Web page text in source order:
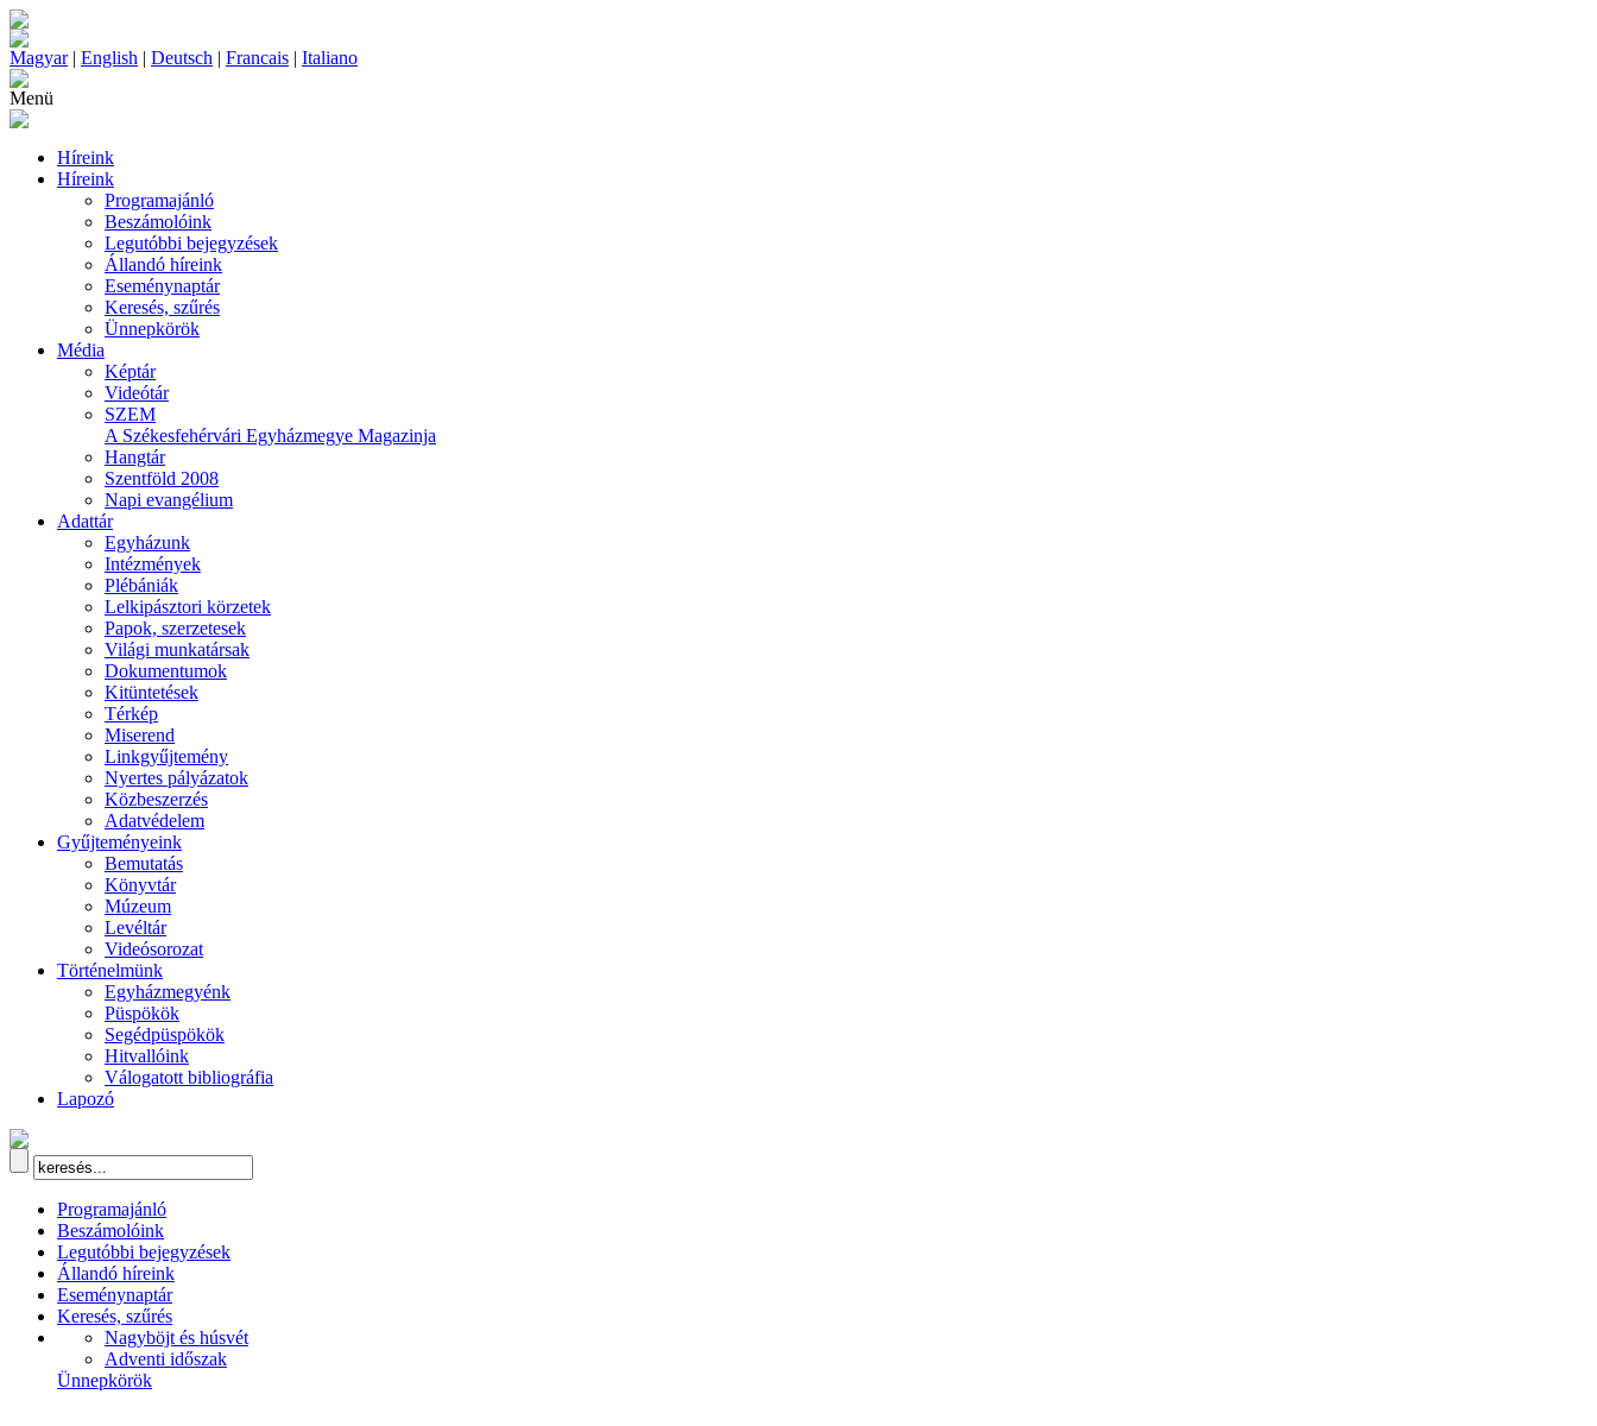
Magyar| English | Deutsch | Francais | Italiano
Menü
Híreink
Híreink
Programajánló
Beszámolóink
Legutóbbi bejegyzések
Állandó híreink
Eseménynaptár
Keresés, szűrés
Ünnepkörök
Média
Képtár
Videótár
SZEM
A Székesfehérvári Egyházmegye Magazinja
Hangtár
Szentföld 2008
Napi evangélium
Adattár
Egyházunk
Intézmények
Plébániák
Lelkipásztori körzetek
Papok, szerzetesek
Világi munkatársak
Dokumentumok
Kitüntetések
Térkép
Miserend
Linkgyűjtemény
Nyertes pályázatok
Közbeszerzés
Adatvédelem
Gyűjteményeink
Bemutatás
Könyvtár
Múzeum
Levéltár
Videósorozat
Történelmünk
Egyházmegyénk
Püspökök
Segédpüspökök
Hitvallóink
Válogatott bibliográfia
Lapozó
Programajánló
Beszámolóink
Legutóbbi bejegyzések
Állandó híreink
Eseménynaptár
Keresés, szűrés
Nagyböjt és húsvét
Adventi időszak
Ünnepkörök